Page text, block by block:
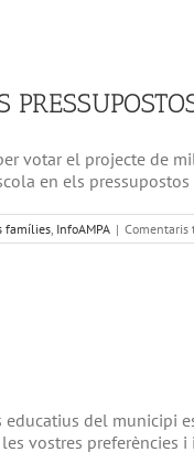
votar el projecte de
en els
famílies, InfoAMPA | Comentaris
educatius del
vostres preferències i